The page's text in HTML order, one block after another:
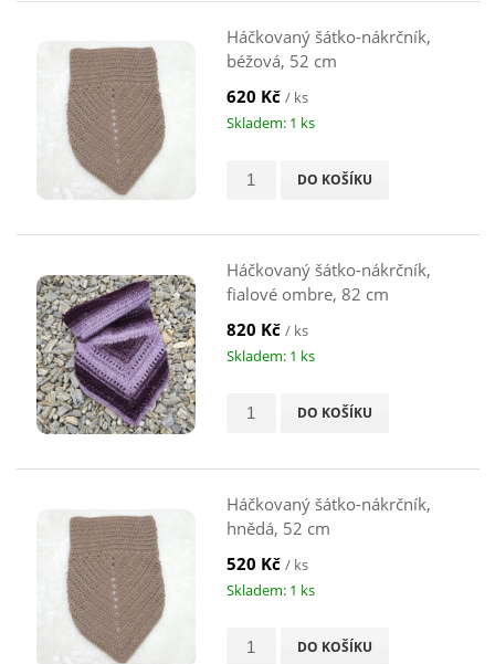
Háčkovaný šátko-nákrčník,
béžová, 52 cm
620 Kč / ks
Skladem: 1 ks
DO KOŠÍKU
Háčkovaný šátko-nákrčník,
fialové ombre, 82 cm
820 Kč / ks
Skladem: 1 ks
DO KOŠÍKU
Háčkovaný šátko-nákrčník,
hnědá, 52 cm
520 Kč / ks
Skladem: 1 ks
DO KOŠÍKU